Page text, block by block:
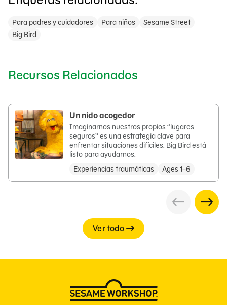
Para padres y cuidadores Para niños
Sesame Street
Big Bird
Recursos Relacionados
Un nido acogedor
Imaginarnos nuestros propios “lugares
seguros” es una estrategia clave para
enfrentar situaciones difíciles. Big Bird está
listo para ayudarnos.
Experiencias traumáticas
Ages 1–6
Ver todo